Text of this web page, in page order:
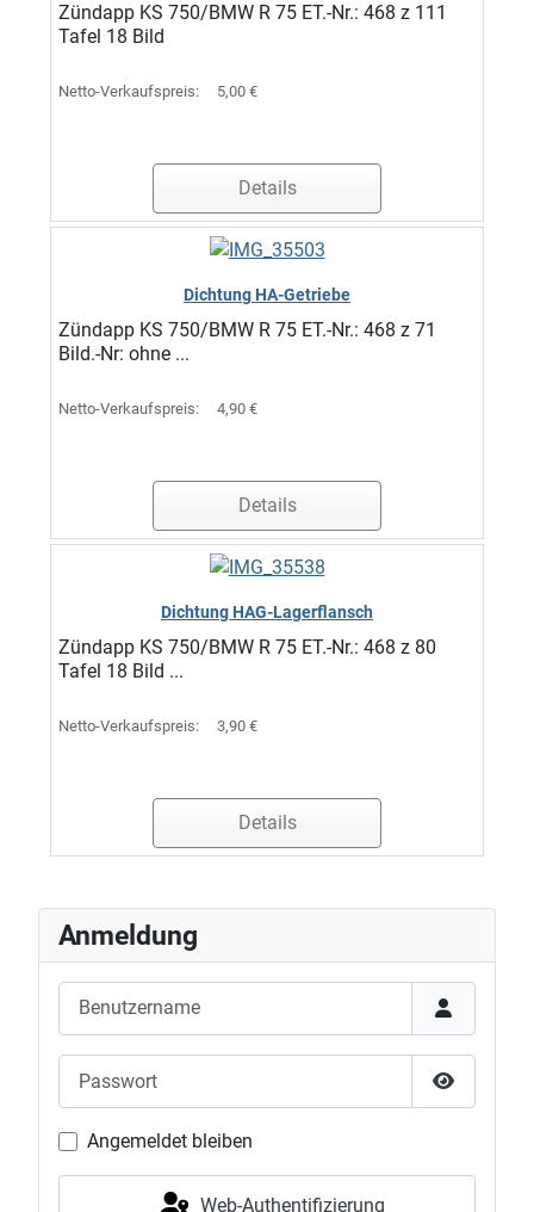
Zündapp KS 750/BMW R 75 ET.-Nr.: 468 z 111
Tafel 18 Bild
Netto-Verkaufspreis: 5,00 €
Details
Dichtung HA-Getriebe
Zündapp KS 750/BMW R 75 ET.-Nr.: 468 z 71
Bild.-Nr: ohne ...
Netto-Verkaufspreis: 4,90 €
Details
Dichtung HAG-Lagerflansch
Zündapp KS 750/BMW R 75 ET.-Nr.: 468 z 80
Tafel 18 Bild ...
Netto-Verkaufspreis: 3,90 €
Details
Anmeldung
Benutzername
Passwort
Angemeldet bleiben
Web-Authentifizierung